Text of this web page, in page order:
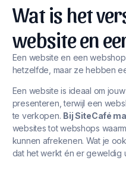
Wat is het
website en
Een website en een
hetzelfde, maar ze hebben
Een website is ideaal om
presenteren, terwijl een
te verkopen. Bij SiteCafé
websites tot webshops
kunnen afrekenen. Wat je
dat het werkt én er geweldig